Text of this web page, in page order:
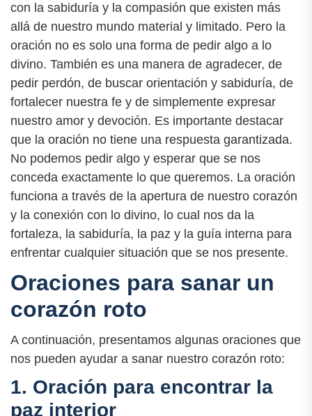
con la sabiduría y la compasión que existen más
allá de nuestro mundo material y limitado. Pero la
oración no es solo una forma de pedir algo a lo
divino. También es una manera de agradecer, de
pedir perdón, de buscar orientación y sabiduría, de
fortalecer nuestra fe y de simplemente expresar
nuestro amor y devoción. Es importante destacar
que la oración no tiene una respuesta garantizada.
No podemos pedir algo y esperar que se nos
conceda exactamente lo que queremos. La oración
funciona a través de la apertura de nuestro corazón
y la conexión con lo divino, lo cual nos da la
fortaleza, la sabiduría, la paz y la guía interna para
enfrentar cualquier situación que se nos presente.
Oraciones para sanar un
corazón roto
A continuación, presentamos algunas oraciones que
nos pueden ayudar a sanar nuestro corazón roto:
1. Oración para encontrar la
paz interior